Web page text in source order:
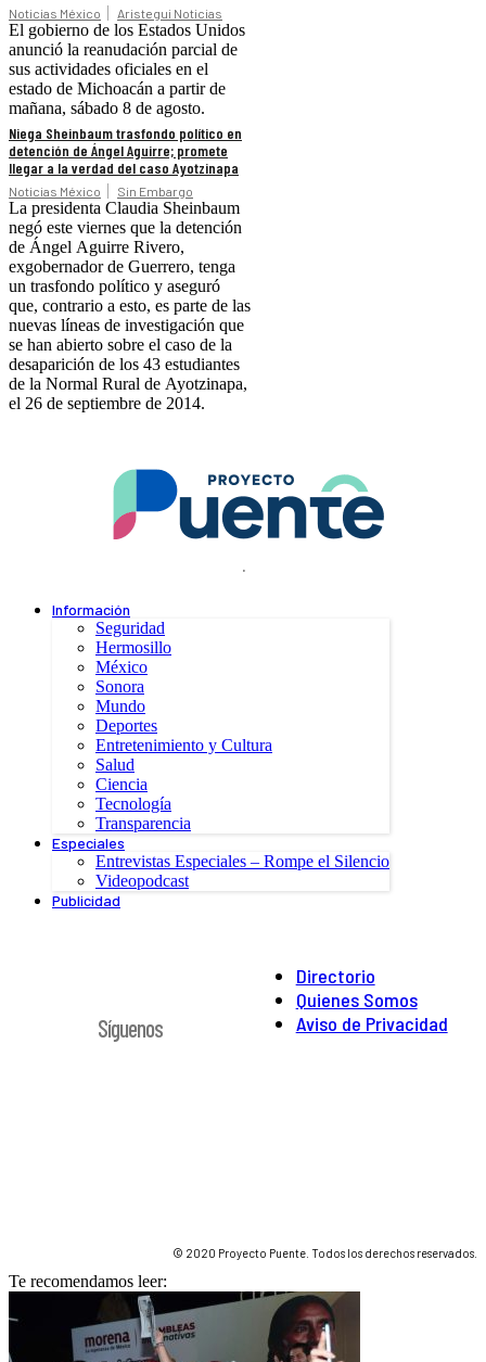
Noticias México Aristegui Noticias
El gobierno de los Estados Unidos
anunció la reanudación parcial de
sus actividades oficiales en el
estado de Michoacán a partir de
mañana, sábado 8 de agosto.
Niega Sheinbaum trasfondo político en
detención de Ángel Aguirre; promete
llegar a la verdad del caso Ayotzinapa
Noticias México Sin Embargo
La presidenta Claudia Sheinbaum
negó este viernes que la detención
de Ángel Aguirre Rivero,
exgobernador de Guerrero, tenga
un trasfondo político y aseguró
que, contrario a esto, es parte de las
nuevas líneas de investigación que
se han abierto sobre el caso de la
desaparición de los 43 estudiantes
de la Normal Rural de Ayotzinapa,
el 26 de septiembre de 2014.
.
Información
Seguridad
Hermosillo
México
Sonora
Mundo
Deportes
Entretenimiento y Cultura
Salud
Ciencia
Tecnología
Transparencia
Especiales
Entrevistas Especiales – Rompe el Silencio
Videopodcast
Publicidad
Directorio
Quienes Somos
Aviso de Privacidad
Síguenos
© 2020 Proyecto Puente. Todos los derechos reservados.
Te recomendamos leer: